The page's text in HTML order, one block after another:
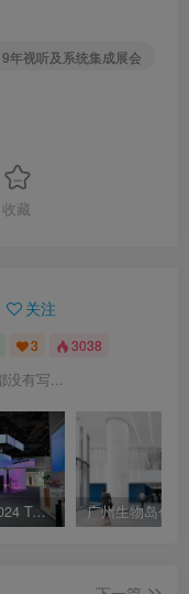
年视听及系统集成展会
收藏
关注
3 3038
没有写...
德国柏林IFA2024 TCL展｜JPG｜17张｜15.32M